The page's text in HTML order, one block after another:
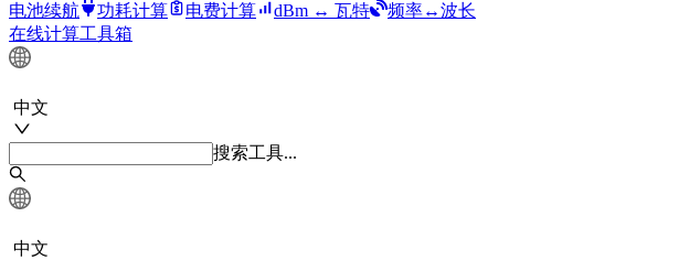
电池续航
功耗计算 电费计算 dBm ↔ 瓦特
频率↔波长
在线计算工具箱
中文
搜索工具...
中文